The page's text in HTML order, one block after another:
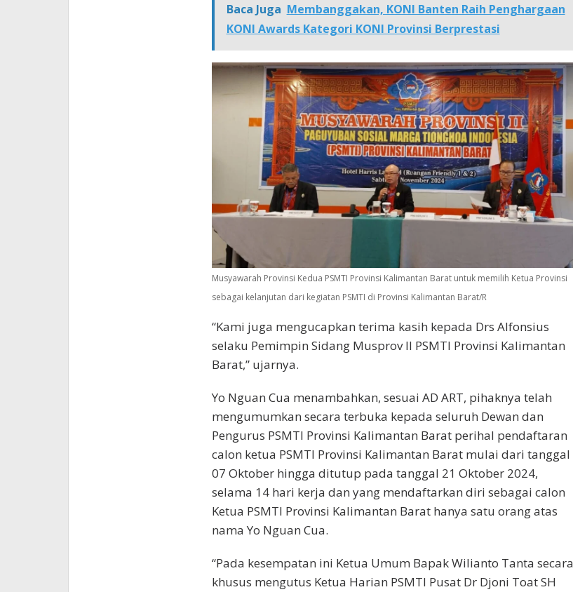
Baca Juga Membanggakan, KONI Banten Raih Penghargaan
KONI Awards Kategori KONI Provinsi Berprestasi
Musyawarah Provinsi Kedua PSMTI Provinsi Kalimantan Barat untuk memilih Ketua Provinsi
sebagai kelanjutan dari kegiatan PSMTI di Provinsi Kalimantan Barat/R
“Kami juga mengucapkan terima kasih kepada Drs Alfonsius
selaku Pemimpin Sidang Musprov II PSMTI Provinsi Kalimantan
Barat,” ujarnya.
Yo Nguan Cua menambahkan, sesuai AD ART, pihaknya telah
mengumumkan secara terbuka kepada seluruh Dewan dan
Pengurus PSMTI Provinsi Kalimantan Barat perihal pendaftaran
calon ketua PSMTI Provinsi Kalimantan Barat mulai dari tanggal
07 Oktober hingga ditutup pada tanggal 21 Oktober 2024,
selama 14 hari kerja dan yang mendaftarkan diri sebagai calon
Ketua PSMTI Provinsi Kalimantan Barat hanya satu orang atas
nama Yo Nguan Cua.
“Pada kesempatan ini Ketua Umum Bapak Wilianto Tanta secara
khusus mengutus Ketua Harian PSMTI Pusat Dr Djoni Toat SH